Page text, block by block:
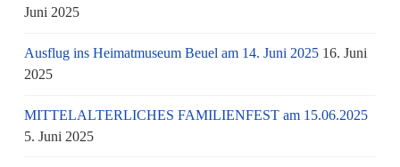
Juni 2025
Ausflug ins Heimatmuseum Beuel am 14. Juni 2025 16. Juni
2025
MITTELALTERLICHES FAMILIENFEST am 15.06.2025
5. Juni 2025